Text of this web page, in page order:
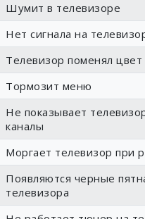
Шумит в телевизоре
Нет сигнала на
Телевизор поменял цвет
Тормозит меню
Не показывает
каналы
Моргает телевизор при
Появляются черные
телевизора